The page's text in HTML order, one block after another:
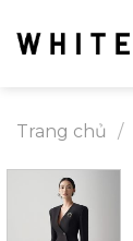
qua
Trang chủ /